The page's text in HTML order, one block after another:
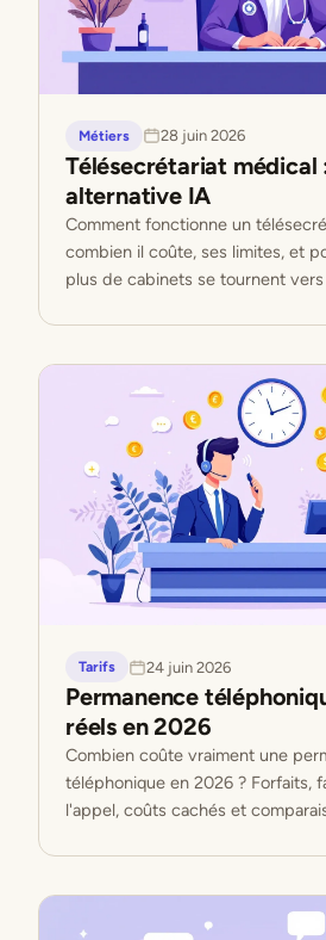
Métiers 28 juin 2026
Télésecrétariat
alternative IA
Comment fonctionne un
combien il coûte, ses limites, et
plus de cabinets se tournent
Tarifs 24 juin 2026
Permanence
réels en 2026
Combien coûte vraiment une
téléphonique en 2026 ? Forfaits,
l'appel, coûts cachés et